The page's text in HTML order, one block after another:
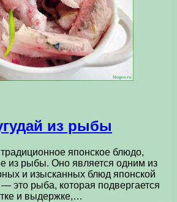
из рыбы
японское блюдо,
из рыбы. Оно является одним из
и изысканных блюд японской
— это рыба, которая подвергается
и выдержке,…